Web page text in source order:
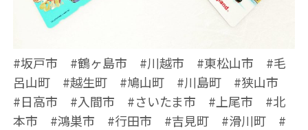
#坂戸市 #鶴ヶ島市 #川越市 #東松山市 #毛
呂山町 #越生町 #鳩山町 #川島町 #狭山市
#日高市 #入間市 #さいたま市 #上尾市 #北
本市 #鴻巣市 #行田市 #吉見町 #滑川町 #